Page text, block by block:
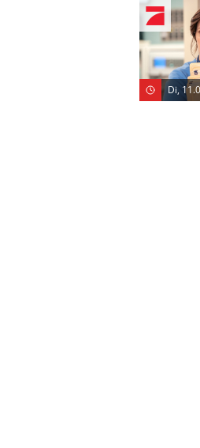
Di,